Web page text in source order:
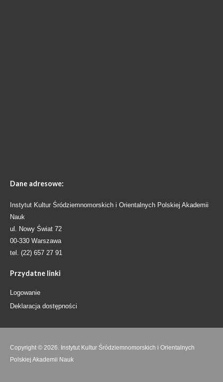
Dane adresowe:
Instytut Kultur Śródziemnomorskich i Orientalnych Polskiej Akademii
Nauk
ul. Nowy Świat 72
00-330 Warszawa
tel. (22) 657 27 91
Przydatne linki
Logowanie
Deklaracja dostępności
Copyright © 2026. Instytut Kultur Śródziemnomorskich i Orientalnych
Polskiej Akademii Nauk